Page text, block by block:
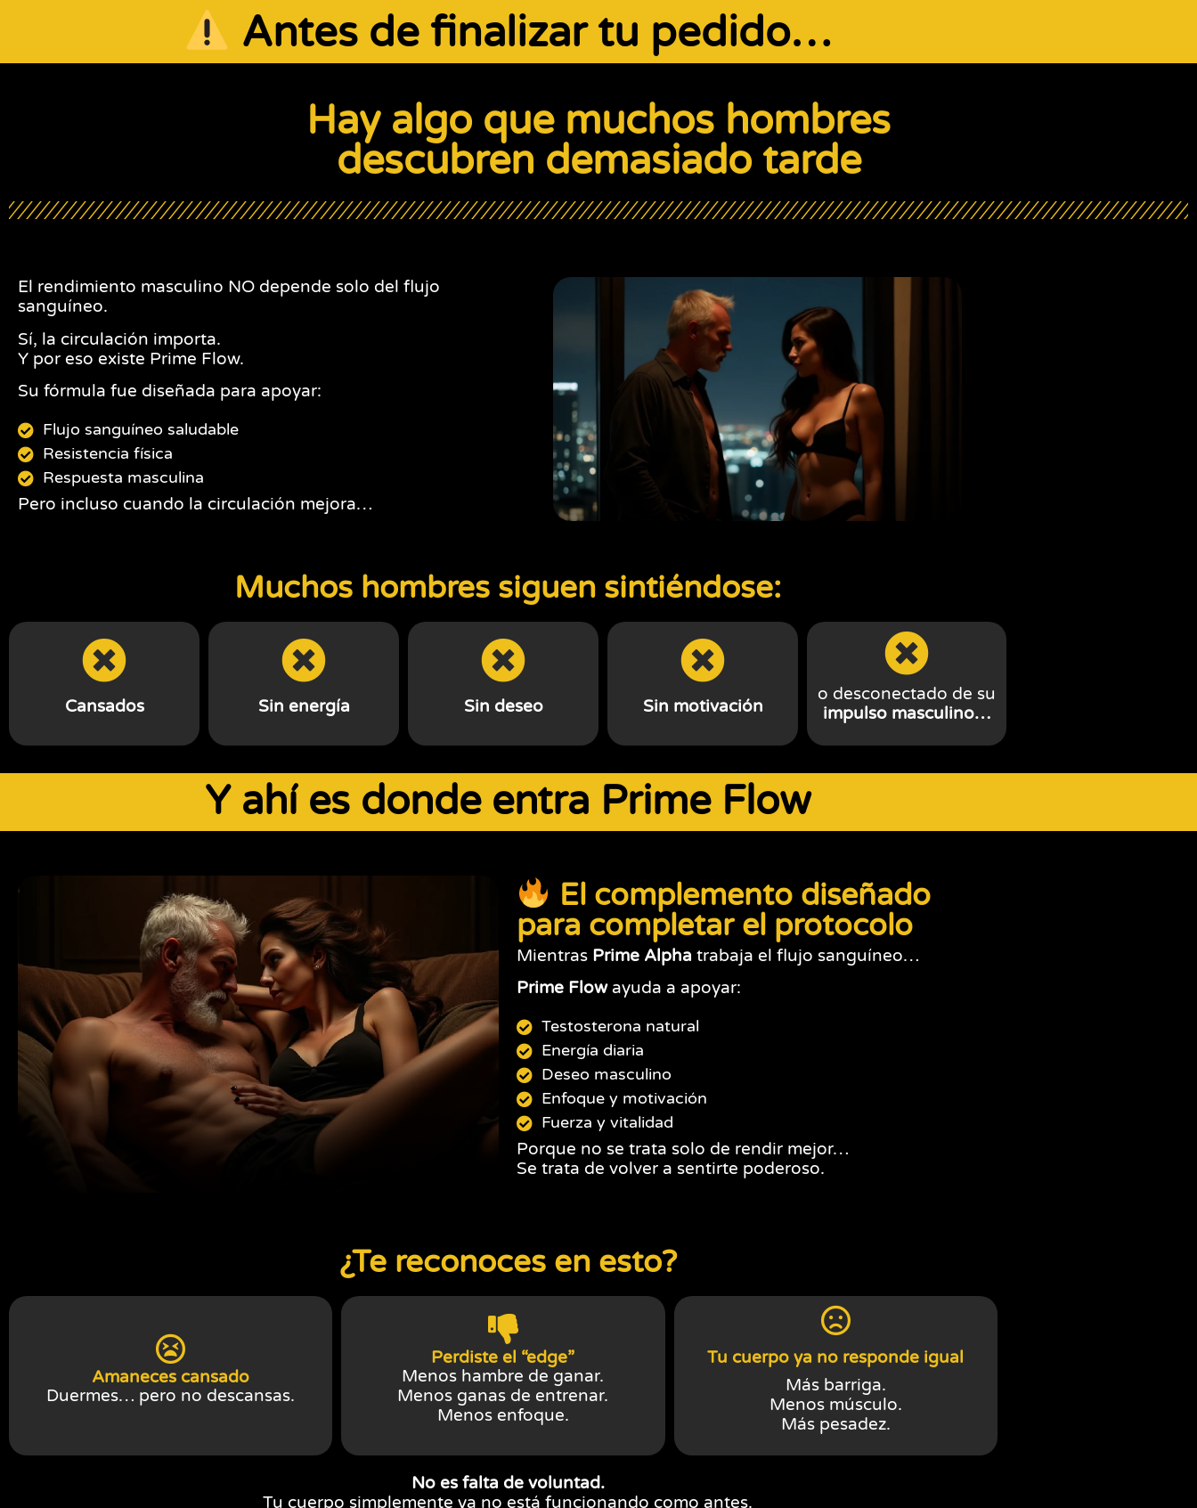
Antes de finalizar tu pedido…
Hay algo que muchos hombres
descubren demasiado tarde
El rendimiento masculino NO depende solo del flujo
sanguíneo.
Sí, la circulación importa.
Y por eso existe Prime Flow.
Su fórmula fue diseñada para apoyar:
Flujo sanguíneo saludable
Resistencia física
Respuesta masculina
Pero incluso cuando la circulación mejora…
Muchos hombres siguen sintiéndose:
Cansados Sin energía Sin deseo Sin motivación
o desconectado de su
impulso masculino…
Y ahí es donde entra Prime Flow
El complemento diseñado
para completar el protocolo
Mientras Prime Alpha trabaja el flujo sanguíneo…
Prime Flowayuda a apoyar:
Testosterona natural
Energía diaria
Deseo masculino
Enfoque y motivación
Fuerza y vitalidad
Porque no se trata solo de rendir mejor…
Se trata de volver a sentirte poderoso.
¿Te reconoces en esto?
Amaneces cansado
Duermes… pero no descansas.
Perdiste el “edge”
Menos hambre de ganar.
Menos ganas de entrenar.
Menos enfoque.
Tu cuerpo ya no responde igual
Más barriga.
Menos músculo.
Más pesadez.
No es falta de voluntad.
Tu cuerpo simplemente ya no está funcionando como antes.